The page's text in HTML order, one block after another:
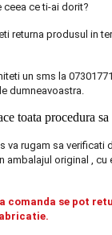
ceea ce ti-ai dorit?
returna produsul in
un sms la
dumneavoastra.
toata procedura
va rugam sa verificati
ambalajul original , cu
comanda se pot